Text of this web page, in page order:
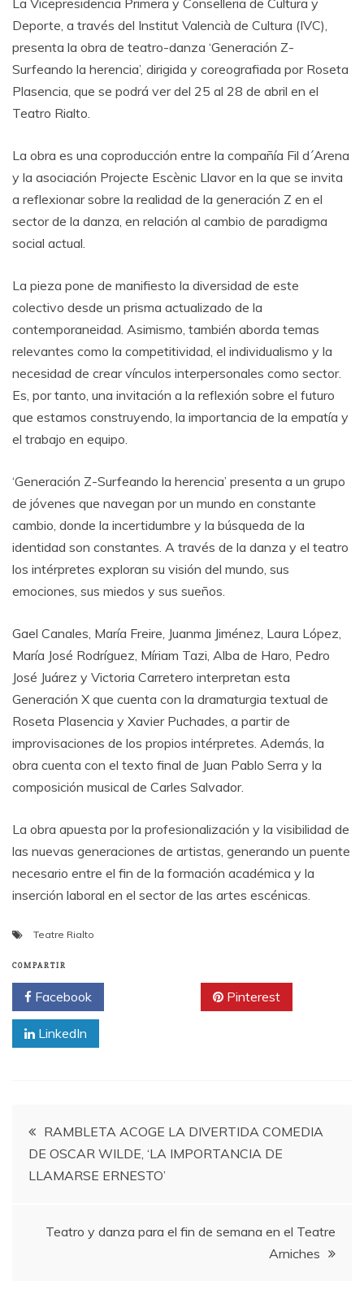
La Vicepresidencia Primera y Conselleria de Cultura y
Deporte, a través del Institut Valencià de Cultura (IVC),
presenta la obra de teatro-danza ‘Generación Z-
Surfeando la herencia’, dirigida y coreografiada por Roseta
Plasencia, que se podrá ver del 25 al 28 de abril en el
Teatro Rialto.
La obra es una coproducción entre la compañía Fil d´Arena
y la asociación Projecte Escènic Llavor en la que se invita
a reflexionar sobre la realidad de la generación Z en el
sector de la danza, en relación al cambio de paradigma
social actual.
La pieza pone de manifiesto la diversidad de este
colectivo desde un prisma actualizado de la
contemporaneidad. Asimismo, también aborda temas
relevantes como la competitividad, el individualismo y la
necesidad de crear vínculos interpersonales como sector.
Es, por tanto, una invitación a la reflexión sobre el futuro
que estamos construyendo, la importancia de la empatía y
el trabajo en equipo.
‘Generación Z-Surfeando la herencia’ presenta a un grupo
de jóvenes que navegan por un mundo en constante
cambio, donde la incertidumbre y la búsqueda de la
identidad son constantes. A través de la danza y el teatro
los intérpretes exploran su visión del mundo, sus
emociones, sus miedos y sus sueños.
Gael Canales, María Freire, Juanma Jiménez, Laura López,
María José Rodríguez, Míriam Tazi, Alba de Haro, Pedro
José Juárez y Victoria Carretero interpretan esta
Generación X que cuenta con la dramaturgia textual de
Roseta Plasencia y Xavier Puchades, a partir de
improvisaciones de los propios intérpretes. Además, la
obra cuenta con el texto final de Juan Pablo Serra y la
composición musical de Carles Salvador.
La obra apuesta por la profesionalización y la visibilidad de
las nuevas generaciones de artistas, generando un puente
necesario entre el fin de la formación académica y la
inserción laboral en el sector de las artes escénicas.
Teatre Rialto
COMPARTIR
Facebook Pinterest
LinkedIn
Navegación
de
RAMBLETA ACOGE LA DIVERTIDA COMEDIA
DE OSCAR WILDE, ‘LA IMPORTANCIA DE
LLAMARSE ERNESTO’
Teatro y danza para el fin de semana en el Teatre
Arniches